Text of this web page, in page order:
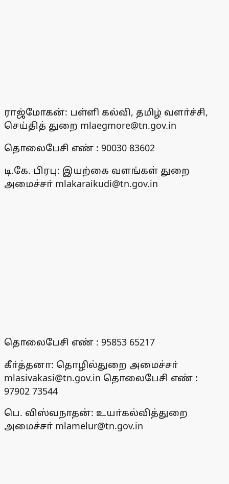
ராஜ்மோகன்: பள்ளி கல்வி, தமிழ் வளா்ச்சி,
செய்தித் துறை mlaegmore@tn.gov.in
தொலைபேசி எண் : 90030 83602
டி.கே. பிரபு: இயற்கை வளங்கள் துறை
அமைச்சா் mlakaraikudi@tn.gov.in
தொலைபேசி எண் : 95853 65217
கீா்த்தனா: தொழில்துறை அமைச்சா்
mlasivakasi@tn.gov.in தொலைபேசி எண் :
97902 73544
பெ. விஸ்வநாதன்: உயா்கல்வித்துறை
அமைச்சா் mlamelur@tn.gov.in